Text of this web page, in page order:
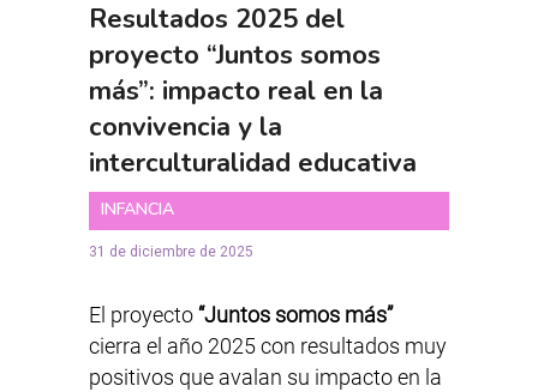
Resultados 2025 del
proyecto “Juntos somos
más”: impacto real en la
convivencia y la
interculturalidad educativa
INFANCIA
31 de diciembre de 2025
El proyecto“Juntos somos más”
cierra el año 2025 con resultados muy
positivos que avalan su impacto en la